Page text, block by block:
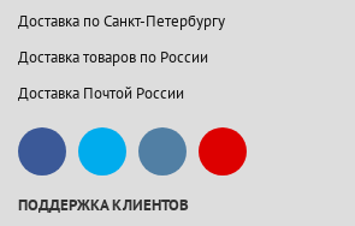
Доставка по Санкт-Петербургу
Доставка товаров по России
Доставка Почтой России
ПОДДЕРЖКА КЛИЕНТОВ